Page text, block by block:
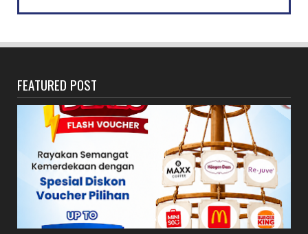
DAERAH
Jangan Pasang Bende...
Bersama Forkopimda, Walikota – Wawali
Bagikan 5.000 Bendera ...
August 07, 2026
JELAJAH
Saat Amal Masjid Keliru, Nasib Negeri
Mengharu-biru
August 07, 2026
HONDA
FEATURED POST